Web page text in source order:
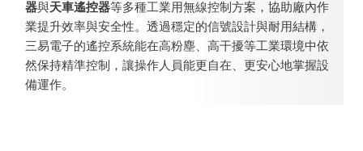
器與天車遙控器等多種工業用無線控制方案，協助廠內作
業提升效率與安全性。透過穩定的信號設計與耐用結構，
三易電子的遙控系統能在高粉塵、高干擾等工業環境中依
然保持精準控制，讓操作人員能更自在、更安心地掌握設
備運作。